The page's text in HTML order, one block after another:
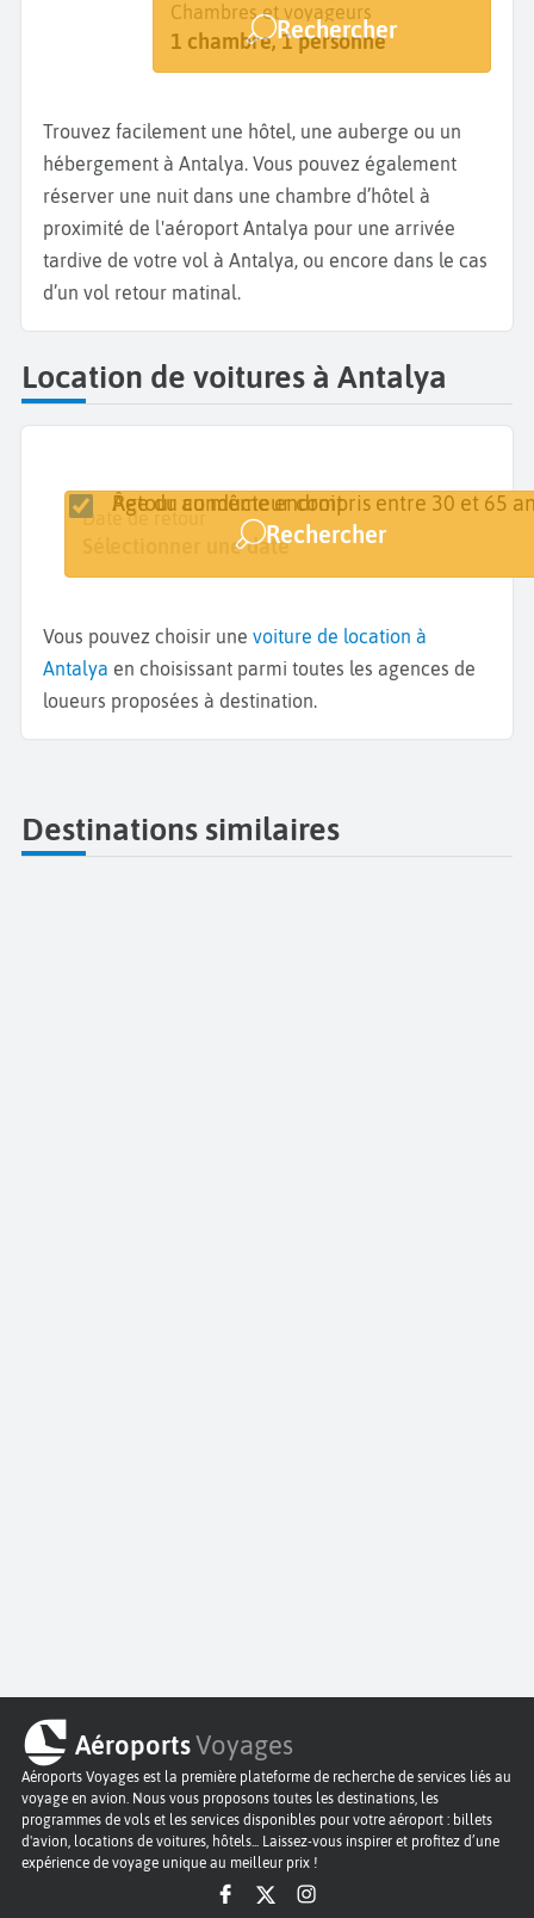
Destination
Antalya
Dates
Dates de votre séjour
Chambres et voyageurs
1 chambre, 1 personne
Rechercher
Trouvez facilement une hôtel, une auberge ou un
hébergement à Antalya. Vous pouvez également
réserver une nuit dans une chambre d’hôtel à
proximité de l'aéroport Antalya pour une arrivée
tardive de votre vol à Antalya, ou encore dans le cas
d’un vol retour matinal.
Location de voitures à Antalya
Lieu de retrait
Date de retrait
Sélectionner une date
Date de retour
Sélectionner une date
Retour au même endroit
Âge du conducteur compris entre 30 et 65
Rechercher
Vous pouvez choisir une voiture de location à
Antalya en choisissant parmi toutes les agences de
loueurs proposées à destination.
Destinations similaires
AéroportsVoyages
Aéroports Voyages est la première plateforme de recherche de services liés au
voyage en avion. Nous vous proposons toutes les destinations, les
programmes de vols et les services disponibles pour votre aéroport : billets
d'avion, locations de voitures, hôtels... Laissez-vous inspirer et profitez d’une
expérience de voyage unique au meilleur prix !